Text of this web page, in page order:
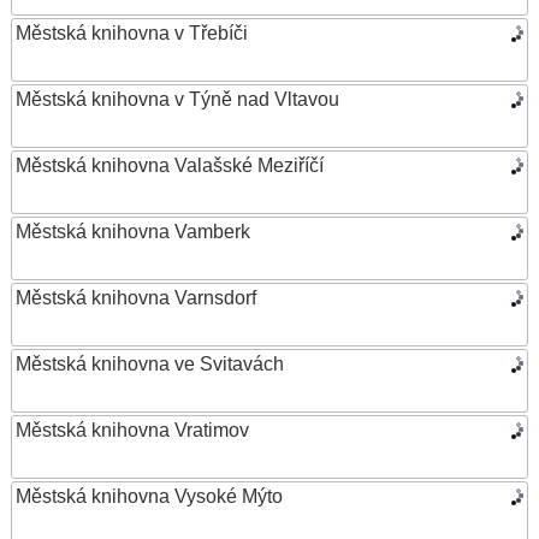
Městská knihovna v Třebíči
Městská knihovna v Týně nad Vltavou
Městská knihovna Valašské Meziříčí
Městská knihovna Vamberk
Městská knihovna Varnsdorf
Městská knihovna ve Svitavách
Městská knihovna Vratimov
Městská knihovna Vysoké Mýto